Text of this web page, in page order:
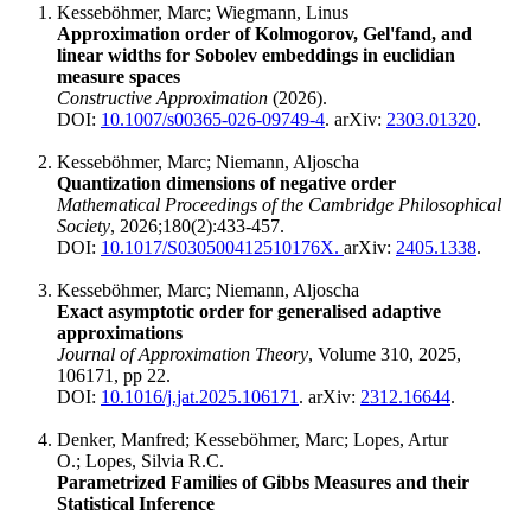
Kesseböhmer, Marc; Wiegmann, Linus
Approximation order of Kolmogorov, Gel'fand, and
linear widths for Sobolev embeddings in euclidian
measure spaces
Constructive Approximation (2026).
DOI: 10.1007/s00365-026-09749-4. arXiv: 2303.01320.
Kesseböhmer, Marc; Niemann, Aljoscha
Quantization dimensions of negative order
Mathematical Proceedings of the Cambridge Philosophical
Society, 2026;180(2):433-457.
DOI: 10.1017/S030500412510176X. arXiv: 2405.1338.
Kesseböhmer, Marc; Niemann, Aljoscha
Exact asymptotic order for generalised adaptive
approximations
Journal of Approximation Theory, Volume 310, 2025,
106171, pp 22.
DOI: 10.1016/j.jat.2025.106171 . arXiv: 2312.16644.
Denker, Manfred; Kesseböhmer, Marc; Lopes, Artur
O.; Lopes, Silvia R.C.
Parametrized Families of Gibbs Measures and their
Statistical Inference